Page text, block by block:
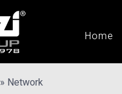
Home
» Network